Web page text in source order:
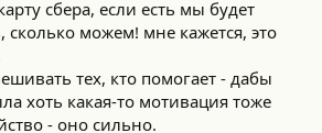
сбера, если есть мы будет
сколько можем! мне кажется, это
тех, кто помогает - дабы
хоть какая-то мотивация тоже
- оно сильно.